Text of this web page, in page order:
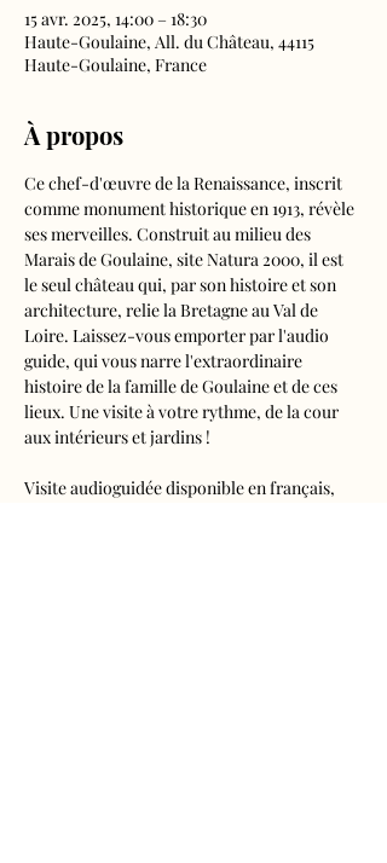
15 avr. 2025, 14:00 – 18:30
Haute-Goulaine, All. du Château, 44115
Haute-Goulaine, France
À propos
Ce chef-d'œuvre de la Renaissance, inscrit
comme monument historique en 1913, révèle
ses merveilles. Construit au milieu des
Marais de Goulaine, site Natura 2000, il est
le seul château qui, par son histoire et son
architecture, relie la Bretagne au Val de
Loire. Laissez-vous emporter par l'audio
guide, qui vous narre l'extraordinaire
histoire de la famille de Goulaine et de ces
lieux. Une visite à votre rythme, de la cour
aux intérieurs et jardins !
Visite audioguidée disponible en français,